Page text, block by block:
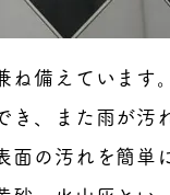
備えています。
き、また雨が汚
面の汚れを簡単